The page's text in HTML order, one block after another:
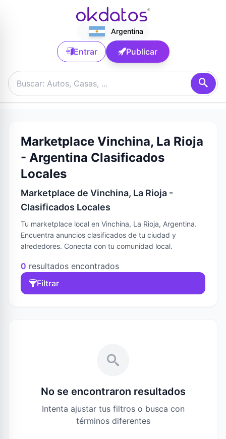
Argentina
Entrar Publicar
Marketplace Vinchina, La Rioja
- Argentina Clasificados
Locales
Marketplace de Vinchina, La Rioja -
Clasificados Locales
Tu marketplace local en Vinchina, La Rioja, Argentina.
Encuentra anuncios clasificados de tu ciudad y
alrededores. Conecta con tu comunidad local.
0 resultados encontrados
Filtrar
No se encontraron resultados
Intenta ajustar tus filtros o busca con
términos diferentes